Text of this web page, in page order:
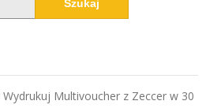
Multivoucher z Zeccer w 30